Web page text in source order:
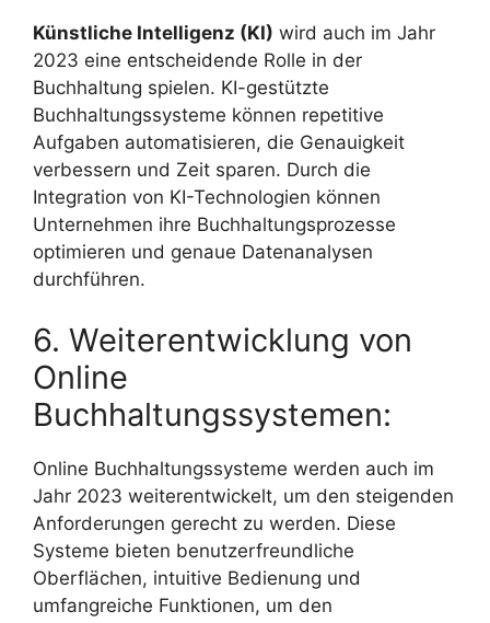
Künstliche Intelligenz (KI) wird auch im Jahr
2023 eine entscheidende Rolle in der
Buchhaltung spielen. KI-gestützte
Buchhaltungssysteme können repetitive
Aufgaben automatisieren, die Genauigkeit
verbessern und Zeit sparen. Durch die
Integration von KI-Technologien können
Unternehmen ihre Buchhaltungsprozesse
optimieren und genaue Datenanalysen
durchführen.
6. Weiterentwicklung von
Online
Buchhaltungssystemen:
Online Buchhaltungssysteme werden auch im
Jahr 2023 weiterentwickelt, um den steigenden
Anforderungen gerecht zu werden. Diese
Systeme bieten benutzerfreundliche
Oberflächen, intuitive Bedienung und
umfangreiche Funktionen, um den